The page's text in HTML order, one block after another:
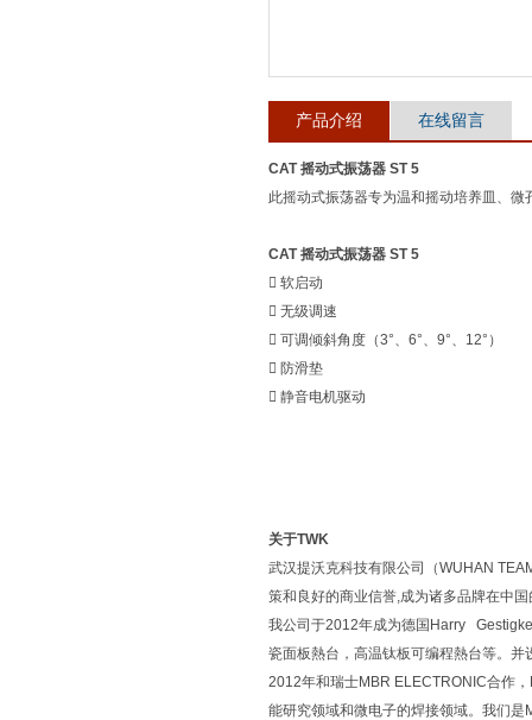
产品介绍 在线留言
CAT 摇动式振荡器 ST 5
此摇动式振荡器专为温和摇动培养皿、微
CAT 摇动式振荡器 ST 5
 软启动
 无级调速
 可调倾斜角度（3°、6°、9°、12°）
 防滑垫
 静音电机驱动
关于TWK
武汉提沃克科技有限公司（WUHAN
策和良好的商业信誉,成为诸多品牌在中
我公司于2012年成为德国Harry
瓷面板熱台，高温钛板可编程熱台等。
2012年和瑞士MBR ELECTRONIC合作
能研究领域和微电子的焊接领域。我们